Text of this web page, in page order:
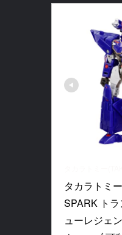
タカラトミ
SPARK ト
ューレジェ